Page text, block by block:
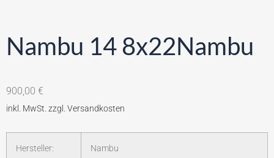
Nambu 14 8x22Nambu
900,00 €
Hersteller: Nambu